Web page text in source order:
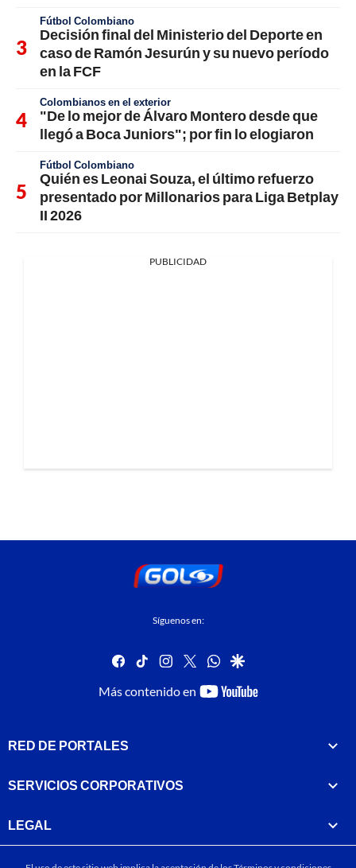
Fútbol Colombiano
Decisión final del Ministerio del Deporte en
caso de Ramón Jesurún y su nuevo período
en la FCF
Colombianos en el exterior
"De lo mejor de Álvaro Montero desde que
llegó a Boca Juniors"; por fin lo elogiaron
Fútbol Colombiano
Quién es Leonai Souza, el último refuerzo
presentado por Millonarios para Liga Betplay
II 2026
PUBLICIDAD
Síguenos en:
facebook
tiktok instagram
twitterwhatsapp
google
Más contenido en
youtube-
RED DE PORTALES
SERVICIOS CORPORATIVOS
LEGAL